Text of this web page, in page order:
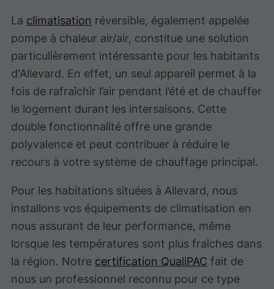
La climatisation réversible, également appelée
pompe à chaleur air/air, constitue une solution
particulièrement intéressante pour les habitants
d'Allevard. En effet, un seul appareil permet à la
fois de rafraîchir l’air pendant l’été et de chauffer
le logement durant les intersaisons. Cette
double fonctionnalité offre une grande
polyvalence et peut contribuer à réduire le
recours à votre système de chauffage principal.
Pour les habitations situées à Allevard, nous
installons vos équipements de climatisation en
nous assurant de leur performance, même
lorsque les températures sont plus fraîches dans
la région. Notre certification QualiPAC fait de
nous un professionnel reconnu pour ce type